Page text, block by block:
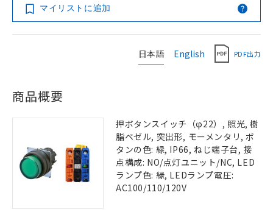
マイリストに追加
日本語 English PDF出力
商品概要
押ボタンスイッチ（φ22）, 照光, 樹
脂ベゼル, 突出形, モーメンタリ, ボ
タンの色: 緑, IP66, ねじ端子台, 接
点構成: NO/点灯ユニット/NC, LED
ランプ色: 緑, LEDランプ電圧:
AC100/110/120V